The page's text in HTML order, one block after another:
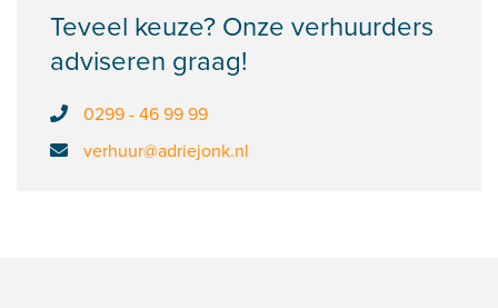
Teveel keuze? Onze verhuurders
adviseren graag!
0299 - 46 99 99
verhuur@adriejonk.nl